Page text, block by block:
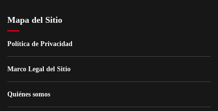
Mapa del Sitio
Política de Privacidad
Marco Legal del Sitio
Quiénes somos